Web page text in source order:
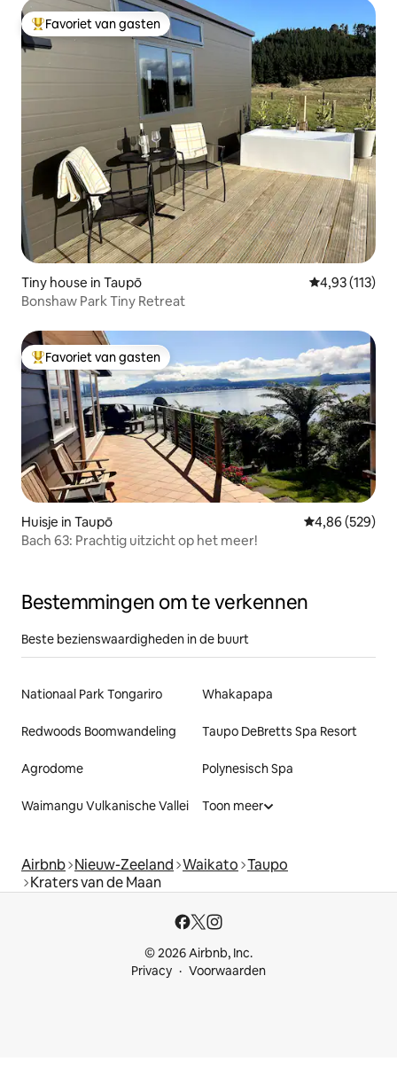
Topfavoriet van gasten
Favoriet van gasten
Tiny house in Taupō Gemiddelde
4,93 (113)
Bonshaw Park Tiny Retreat
Topfavoriet van gasten
Favoriet van gasten
Huisje in Taupō Gemiddelde
4,86 (529)
Bach 63: Prachtig uitzicht op het meer!
Bestemmingen om te verkennen
Beste bezienswaardigheden in de buurt
Nationaal Park Tongariro Whakapapa
Redwoods Boomwandeling Taupo DeBretts Spa Resort
Agrodome Polynesisch Spa
Waimangu Vulkanische Vallei Toon meer
Airbnb Nieuw-Zeeland Waikato Taupo
Kraters van de Maan
© 2026 Airbnb, Inc.
Privacy
Voorwaarden